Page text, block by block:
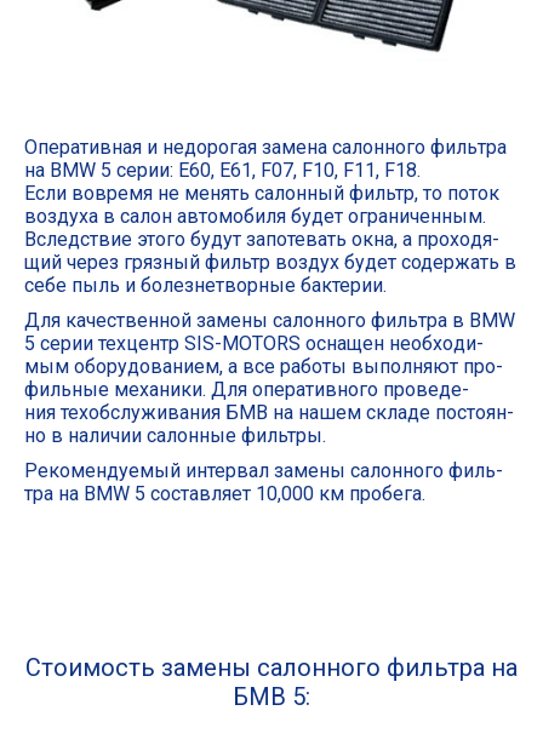
Опе­ра­тив­ная и недо­ро­гая заме­на салон­но­го филь­тра
на BMW 5 серии: E60, E61, F07, F10, F11, F18.
Если вовре­мя не менять салон­ный фильтр, то поток
воз­ду­ха в салон авто­мо­би­ля будет огра­ни­чен­ным.
Вслед­ствие это­го будут запо­те­вать окна, а про­хо­дя­
щий через гряз­ный фильтр воз­дух будет содер­жать в
себе пыль и болез­не­твор­ные бактерии.
Для каче­ствен­ной заме­ны салон­но­го филь­тра в BMW
5 серии тех­центр SIS-MOTORS осна­щен необ­хо­ди­
мым обо­ру­до­ва­ни­ем, а все рабо­ты выпол­ня­ют про­
филь­ные меха­ни­ки. Для опе­ра­тив­но­го про­ве­де­
ния тех­об­слу­жи­ва­ния БМВ на нашем скла­де посто­ян­
но в нали­чии салон­ные фильтры.
Реко­мен­ду­е­мый интер­вал заме­ны салон­но­го филь­
тра на BMW 5 состав­ля­ет 10,000 км пробега.
Стоимость замены салонного фильтра на
БМВ 5: